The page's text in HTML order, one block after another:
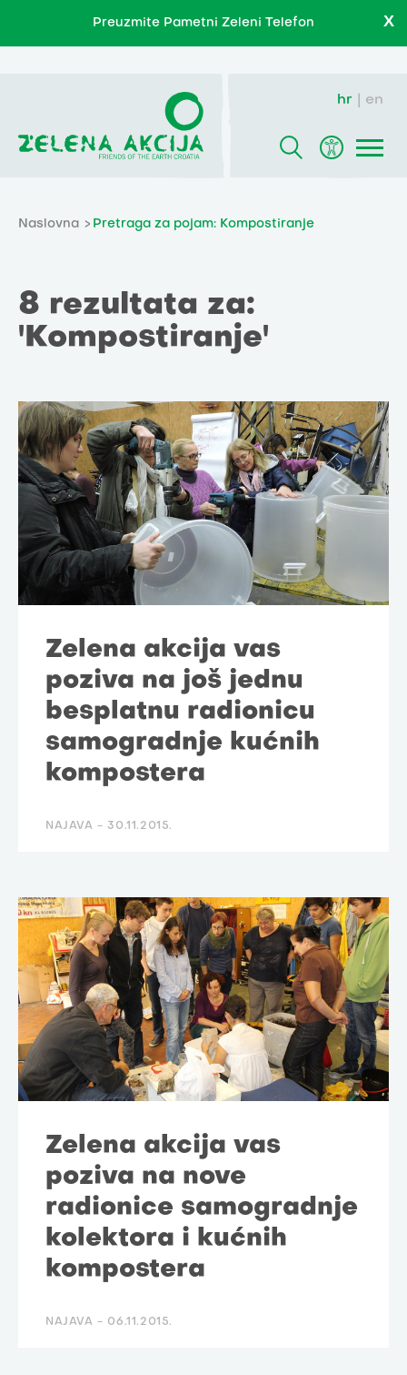
Preuzmite Pametni Zeleni Telefon X
hr en
Naslovna Pretraga za pojam: Kompostiranje
8 rezultata za:
'Kompostiranje'
Zelena akcija vas
poziva na još jednu
besplatnu radionicu
samogradnje kućnih
kompostera
NAJAVA -30.11.2015.
Zelena akcija vas
poziva na nove
radionice samogradnje
kolektora i kućnih
kompostera
NAJAVA - 06.11.2015.